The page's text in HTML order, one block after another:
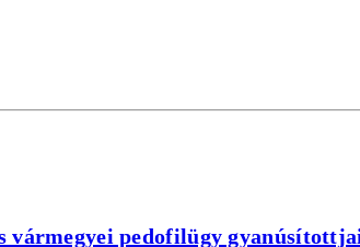
vármegyei pedofilügy